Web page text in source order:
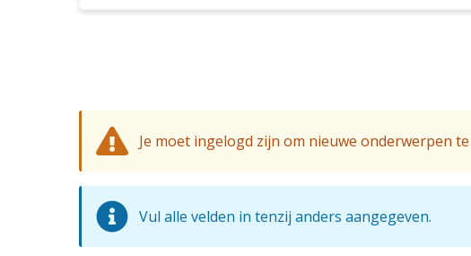
Je moet ingelogd zijn om nieuwe onderwerpen
Vul alle velden in tenzij anders aangegeven.